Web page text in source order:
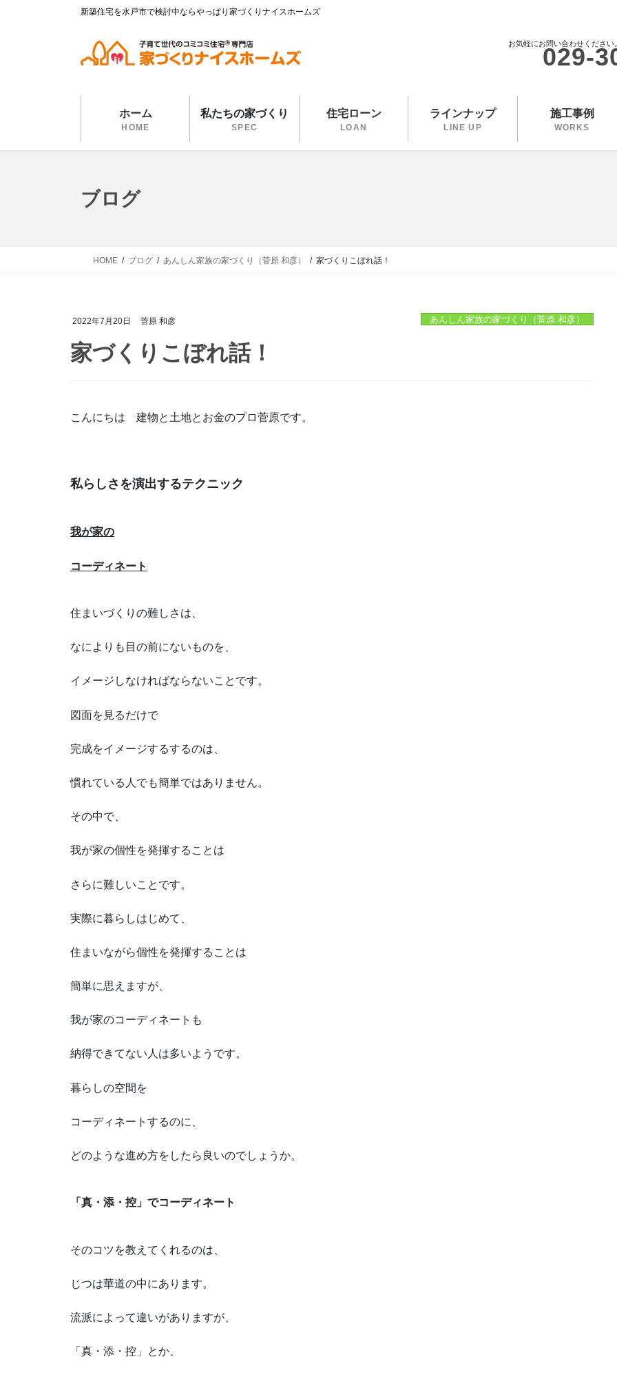
新築住宅を水戸市で検討中ならやっぱり家づくりナイスホームズ
お気軽にお問い合わせください
029-
ホーム
HOME
私たちの家づくり
SPEC
住宅ローン
LOAN
ラインナップ
LINE UP
施工事例
WORKS
ブログ
HOME ブログ あんしん家族の家づくり（菅原 和彦） 家づくりこぼれ話！
2022年7月20日 菅原 和彦 あんしん家族の家づくり（菅原 和彦）
家づくりこぼれ話！
こんにちは 建物と土地とお金のプロ菅原です。
私らしさを演出するテクニック
我が家の
コーディネート
住まいづくりの難しさは、
なによりも目の前にないものを、
イメージしなければならないことです。
図面を見るだけで
完成をイメージするするのは、
慣れている人でも簡単ではありません。
その中で、
我が家の個性を発揮することは
さらに難しいことです。
実際に暮らしはじめて、
住まいながら個性を発揮することは
簡単に思えますが、
我が家のコーディネートも
納得できてない人は多いようです。
暮らしの空間を
コーディネートするのに、
どのような進め方をしたら良いのでしょうか。
「真・添・控」でコーディネート
そのコツを教えてくれるのは、
じつは華道の中にあります。
流派によって違いがありますが、
「真・添・控」とか、